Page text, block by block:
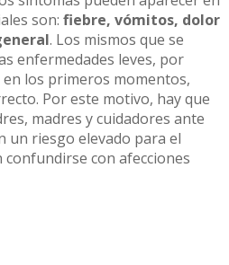
son: fiebre, vómitos, dolor
. Los mismos que se
enfermedades leves, por
los primeros momentos,
Por este motivo, hay que
madres y cuidadores ante
un riesgo elevado para el
con afecciones